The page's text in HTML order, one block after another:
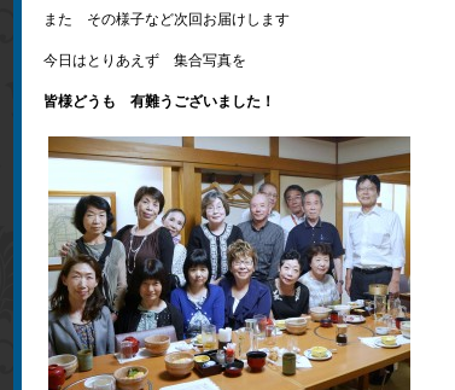
また その様子など次回お届けします
今日はとりあえず 集合写真を
皆様どうも 有難うございました！